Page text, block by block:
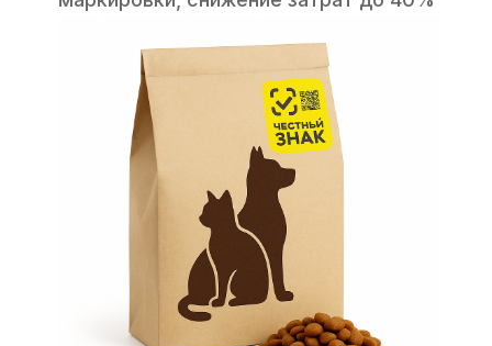
ОБРАТНЫЙ ЗВОНОК
ПОЛУЧИТЬ
Свяжитесь с нами,
мы сейчас онлайн: